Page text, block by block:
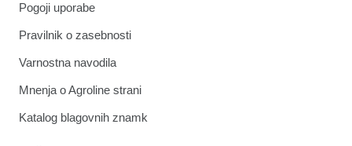
Pogoji uporabe
Pravilnik o zasebnosti
Varnostna navodila
Mnenja o Agroline strani
Katalog blagovnih znamk